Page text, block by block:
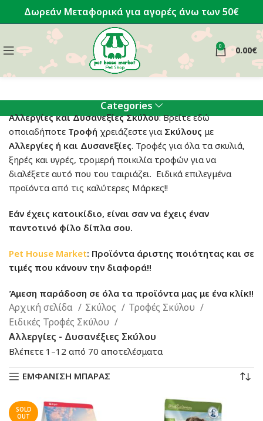
Δωρεάν Μεταφορικά για αγορές άνω των 50€
0 0.00€
Categories
Αλλεργίες και Δυσανεξίες Σκύλου: Βρείτε εδώ
οποιαδήποτε Τροφή χρειάζεστε για Σκύλους με
Αλλεργίες ή και Δυσανεξίες. Τροφές για όλα τα σκυλιά,
ξηρές και υγρές, τρομερή ποικιλία τροφών για να
διαλέξετε αυτό που του ταιριάζει. Ειδικά επιλεγμένα
προϊόντα από τις καλύτερες Μάρκες!!
Εάν έχεις κατοικίδιο, είναι σαν να έχεις έναν
παντοτινό φίλο δίπλα σου.
Pet House Market: Προϊόντα άριστης ποιότητας και σε
τιμές που κάνουν την διαφορά!!
Άμεση παράδοση σε όλα τα προϊόντα μας με ένα κλίκ!!
Αρχική σελίδα Σκύλος
Τροφές Σκύλου
Ειδικές Τροφές Σκύλου
Αλλεργίες - Δυσανέξιες Σκύλου
Βλέπετε 1–12 από 70 αποτελέσματα
by
ΕΜΦΑΝΙΣΗ ΜΠΑΡΑΣ
SOLD
OUT